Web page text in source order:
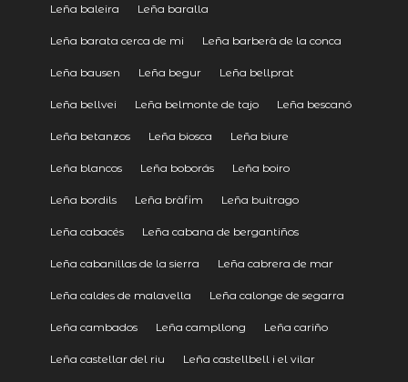
Leña baleira Leña baralla
Leña barata cerca de mi Leña barberà de la conca
Leña bausen Leña begur Leña bellprat
Leña bellvei Leña belmonte de tajo Leña bescanó
Leña betanzos Leña biosca Leña biure
Leña blancos Leña boborás Leña boiro
Leña bordils Leña bràfim Leña buitrago
Leña cabacés Leña cabana de bergantiños
Leña cabanillas de la sierra Leña cabrera de mar
Leña caldes de malavella Leña calonge de segarra
Leña cambados Leña campllong Leña cariño
Leña castellar del riu Leña castellbell i el vilar